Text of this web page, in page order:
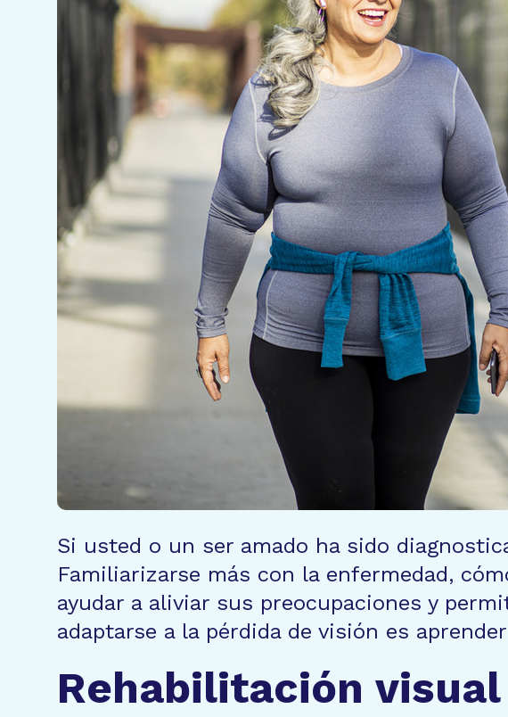
Si usted o un ser amado ha sido
Familiarizarse más con la enfermedad,
ayudar a aliviar sus preocupaciones y
adaptarse a la pérdida de visión es
Rehabilitación